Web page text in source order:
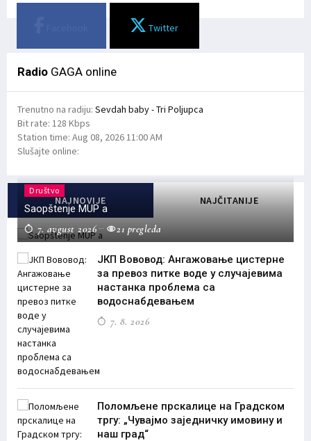
Twitter
Radio GAGA online
Trenutno na radiju: Sevdah baby - Tri Poljupca
Bit rate: 128 Kbps
Station time: Aug 08, 202611:00 AM
Slušajte online:
NAJNOVIJE NAJČITANIJE
Društvo
Saopštenje MUP a
7. avgust 2026
21 pregleda
ЈКП Вововод: Ангажовање цистерне
за превоз питке воде у случајевима
настанка проблема са
водоснабдевањем
7. 8. 2026
Поломљене прскалице на Градском
тргу: „Чувајмо заједничку имовину и
наш град“